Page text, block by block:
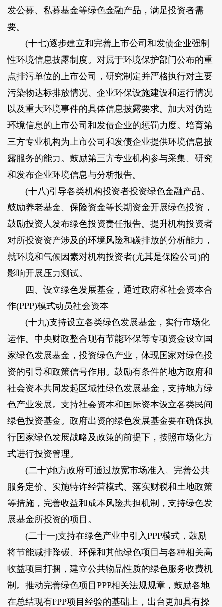
发公募、私募基金等绿色金融产品，满足投资者需
要。
(十七)逐步建立和完善上市公司和发债企业强制
性环境信息披露制度。对属于环境保护部门公布的重
点排污单位的上市公司，研究制定并严格执行对主要
污染物达标排放情况、企业环保设施建设和运行情况
以及重大环境事件的具体信息披露要求。加大对伪造
环境信息的上市公司和发债企业的惩罚力度。培育第
三方专业机构为上市公司和发债企业提供环境信息披
露服务的能力。鼓励第三方专业机构参与采集、研究
和发布企业环境信息与分析报告。
(十八)引导各类机构投资者投资绿色金融产品。
鼓励养老基金、保险资金等长期资金开展绿色投资，
鼓励投资人发布绿色投资责任报告。提升机构投资者
对所投资资产涉及的环境风险和碳排放的分析能力，
就环境和气候因素对机构投资者(尤其是保险公司)的
影响开展压力测试。
四、设立绿色发展基金，通过政府和社会资本合
作(PPP)模式动员社会资本
(十九)支持设立各类绿色发展基金，实行市场化
运作。中央财政整合现有节能环保等专项资金设立国
家绿色发展基金，投资绿色产业，体现国家对绿色投
资的引导和政策信号作用。鼓励有条件的地方政府和
社会资本共同发起区域性绿色发展基金，支持地方绿
色产业发展。支持社会资本和国际资本设立各类民间
绿色投资基金。政府出资的绿色发展基金要在确保执
行国家绿色发展战略及政策的前提下，按照市场化方
式进行投资管理。
(二十)地方政府可通过放宽市场准入、完善公共
服务定价、实施特许经营模式、落实财税和土地政策
等措施，完善收益和成本风险共担机制，支持绿色发
展基金所投资的项目。
(二十一)支持在绿色产业中引入PPP模式，鼓励
将节能减排降碳、环保和其他绿色项目与各种相关高
收益项目打捆，建立公共物品性质的绿色服务收费机
制。推动完善绿色项目PPP相关法规规章，鼓励各地
在总结现有PPP项目经验的基础上，出台更加具有操